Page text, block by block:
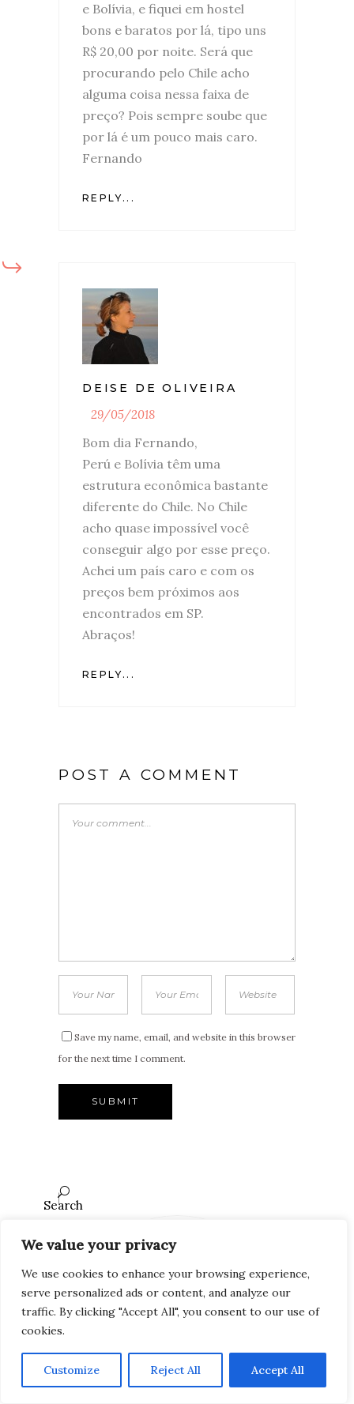
We value your privacy
We use cookies to enhance your browsing experience,
serve personalized ads or content, and analyze our
traffic. By clicking "Accept All", you consent to our use of
cookies.
Customize Reject All Accept All
e Bolívia, e fiquei em hostel
bons e baratos por lá, tipo uns
R$ 20,00 por noite. Será que
procurando pelo Chile acho
alguma coisa nessa faixa de
preço? Pois sempre soube que
por lá é um pouco mais caro.
Fernando
REPLY...
DEISE DE OLIVEIRA
29/05/2018
Bom dia Fernando,
Perú e Bolívia têm uma
estrutura econômica bastante
diferente do Chile. No Chile
acho quase impossível você
conseguir algo por esse preço.
Achei um país caro e com os
preços bem próximos aos
encontrados em SP.
Abraços!
REPLY...
POST A COMMENT
Save my name, email, and website in this browser
for the next time I comment.
Search